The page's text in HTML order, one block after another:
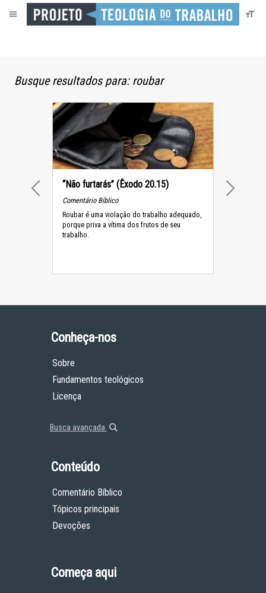
Busque resultados para: roubar
“Não furtarás” (Êxodo 20.15)
Comentário Bíblico
Roubar é uma violação do trabalho adequado,
porque priva a vítima dos frutos de seu
trabalho.
PREVIOUS NEXT
Conheça-nos
Sobre
Fundamentos teológicos
Licença
Busca avançada
Conteúdo
Comentário Bíblico
Tópicos principais
Devoções
Começa aqui